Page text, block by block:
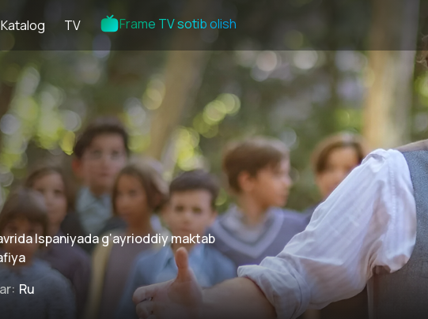
Katalog TV Frame TV sotib olish
Ispaniyada g‘ayrioddiy maktab
: Ru